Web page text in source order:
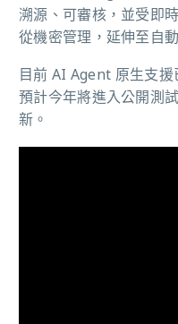
溯源、可審核，並受即
從機密管理，延伸至自
目前 AI Agent 原生支援
預計今年將進入公開測
新。